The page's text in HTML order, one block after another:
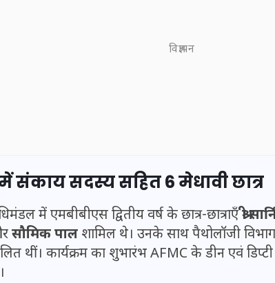
विज्ञापन
संकाय सदस्य सहित 6 मेधावी छात्र
में एमबीबीएस द्वितीय वर्ष के छात्र-छात्राएँश्री
सौमिक पालशामिल थे। उनके साथ पैथोलॉजी
थीं। कार्यक्रम का शुभारंभ AFMC के डीन एवं